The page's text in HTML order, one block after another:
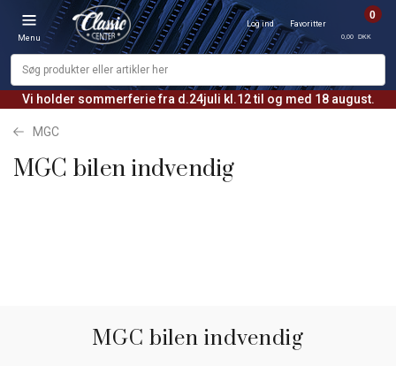
Vi holder sommerferie fra d.24juli kl.12 til og med 18 august.
Menu
Log ind Favoritter
0
0,00 DKK
MGC
MGC bilen indvendig
MGC bilen indvendig